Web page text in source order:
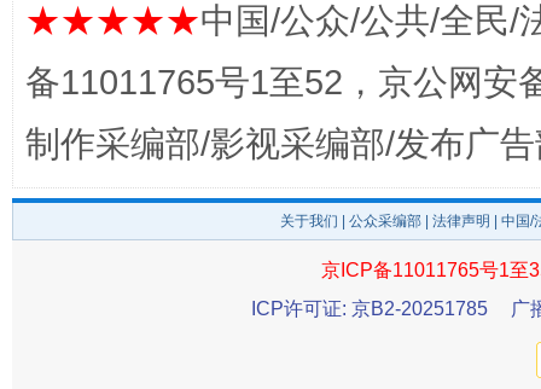
★★★★★中国/公众/公共/全民/
备11011765号1至52，京公网安
制作采编部/影视采编部/发布广
关于我们 公众采编部 法律声明 | 中国
京ICP备11011765号1至
ICP许可证: 京B2-20251785
广